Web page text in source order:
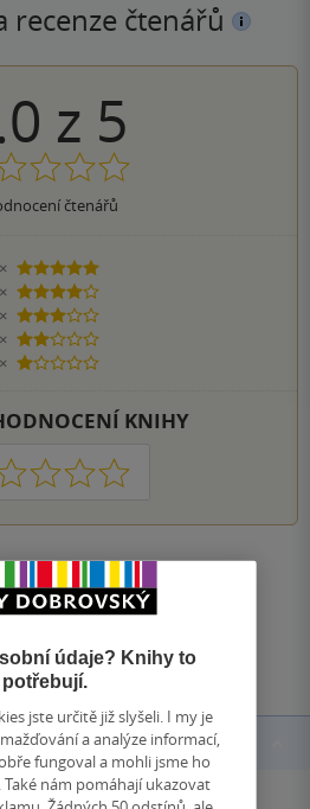
recenze čtenářů
z 5
čtenářů
5 hvězdiček
4 hvězdičky
3 hvězdičky
2 hvězdičky
1 hvezdička
KNIHY
3 4 5
údaje? Knihy to
potřebují.
jste určitě již slyšeli. I my je
a analýze informací,
fungoval a mohli jsme ho
Také nám pomáhají ukazovat